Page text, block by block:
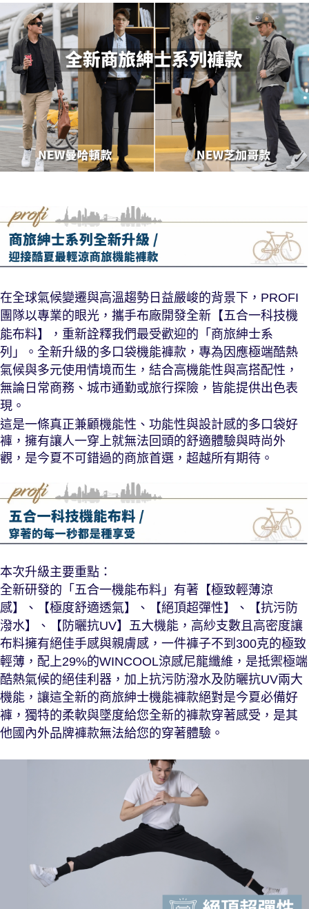
在全球氣候變遷與高溫趨勢日益嚴峻的背景下，PROFI
團隊以專業的眼光，攜手布廠開發全新【五合一科技機
能布料】，重新詮釋我們最受歡迎的「商旅紳士系
列」。全新升級的多口袋機能褲款，專為因應極端酷熱
氣候與多元使用情境而生，結合高機能性與高搭配性，
無論日常商務、城市通勤或旅行探險，皆能提供出色表
現。
這是一條真正兼顧機能性、功能性與設計感的多口袋好
褲，擁有讓人一穿上就無法回頭的舒適體驗與時尚外
觀，是今夏不可錯過的商旅首選，超越所有期待。
本次升級主要重點：
全新研發的「五合一機能布料」有著【極致輕薄涼
感】、【極度舒適透氣】、【絕頂超彈性】、【抗污防
潑水】、【防曬抗UV】五大機能，高紗支數且高密度讓
布料擁有絕佳手感與親膚感，一件褲子不到300克的極致
輕薄，配上29%的WINCOOL涼感尼龍纖維，是抵禦極端
酷熱氣候的絕佳利器，加上抗污防潑水及防曬抗UV兩大
機能，讓這全新的商旅紳士機能褲款絕對是今夏必備好
褲，獨特的柔軟與墜度給您全新的褲款穿著感受，是其
他國內外品牌褲款無法給您的穿著體驗。